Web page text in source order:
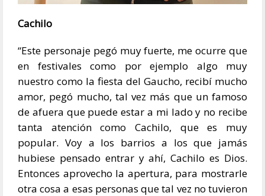
Cachilo
“Este personaje pegó muy fuerte, me ocurre que
en festivales como por ejemplo algo muy
nuestro como la fiesta del Gaucho, recibí mucho
amor, pegó mucho, tal vez más que un famoso
de afuera que puede estar a mi lado y no recibe
tanta atención como Cachilo, que es muy
popular. Voy a los barrios a los que jamás
hubiese pensado entrar y ahí, Cachilo es Dios.
Entonces aprovecho la apertura, para mostrarle
otra cosa a esas personas que tal vez no tuvieron